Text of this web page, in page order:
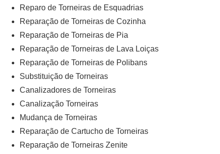
Reparo de Torneiras de Esquadrias
Reparação de Torneiras de Cozinha
Reparação de Torneiras de Pia
Reparação de Torneiras de Lava Loiças
Reparação de Torneiras de Polibans
Substituição de Torneiras
Canalizadores de Torneiras
Canalização Torneiras
Mudança de Torneiras
Reparação de Cartucho de Torneiras
Reparação de Torneiras Zenite